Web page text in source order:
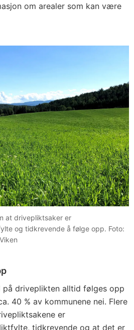
om arealer som kan være
at drivepliktsaker er
og tidkrevende å følge opp. Foto:
på driveplikten alltid følges opp
40 % av kommunene nei. Flere
er
tidkrevende og at det er